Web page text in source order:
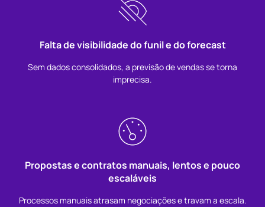
Falta de visibilidade do funil e do forecast
Sem dados consolidados, a previsão de vendas se torna
imprecisa.
Propostas e contratos manuais, lentos e pouco
escaláveis
Processos manuais atrasam negociações e travam a escala.